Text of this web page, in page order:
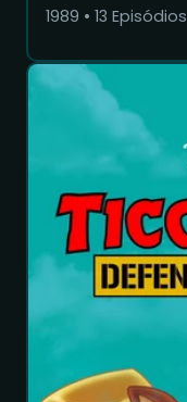
1989 • 13 Episódios